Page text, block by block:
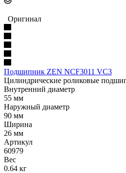
Оригинал
Подшипник ZEN NCF3011 VC3
Цилиндрические роликовые
Внутренний диаметр
55 мм
Наружный диаметр
90 мм
Ширина
26 мм
Артикул
60979
Вес
0.64 кг